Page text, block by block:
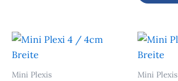
Mini Plexis Mini Plexis